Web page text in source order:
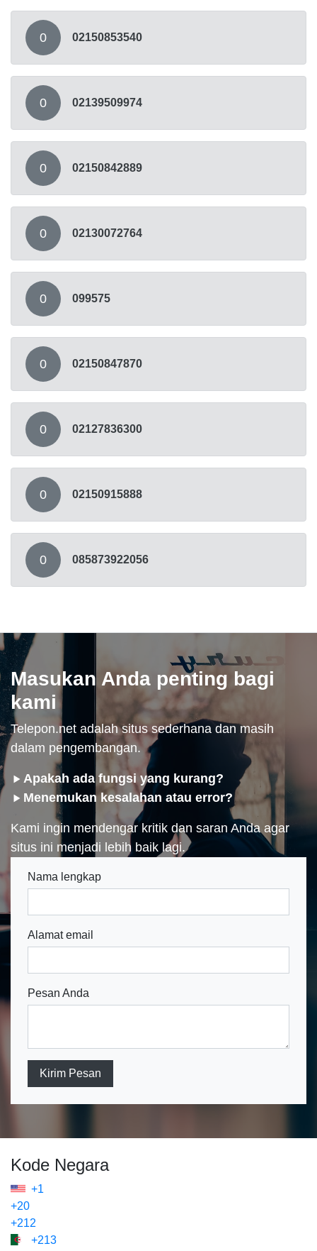
0 02150853540
0 02139509974
0 02150842889
0 02130072764
0 099575
0 02150847870
0 02127836300
0 02150915888
0 085873922056
Masukan Anda penting bagi
kami
Telepon.net adalah situs sederhana dan masih
dalam pengembangan.
Apakah ada fungsi yang kurang?
Menemukan kesalahan atau error?
Kami ingin mendengar kritik dan saran Anda agar
situs ini menjadi lebih baik lagi.
Nama lengkap
Alamat email
Pesan Anda
Kirim Pesan
Kode Negara
+1
+20
+212
+213